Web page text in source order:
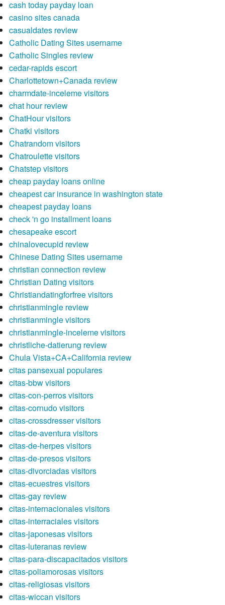
cash today payday loan
casino sites canada
casualdates review
Catholic Dating Sites username
Catholic Singles review
cedar-rapids escort
Charlottetown+Canada review
charmdate-inceleme visitors
chat hour review
ChatHour visitors
Chatki visitors
Chatrandom visitors
Chatroulette visitors
Chatstep visitors
cheap payday loans online
cheapest car insurance in washington state
cheapest payday loans
check 'n go installment loans
chesapeake escort
chinalovecupid review
Chinese Dating Sites username
christian connection review
Christian Dating visitors
Christiandatingforfree visitors
christianmingle review
christianmingle visitors
christianmingle-inceleme visitors
christliche-datierung review
Chula Vista+CA+California review
citas pansexual populares
citas-bbw visitors
citas-con-perros visitors
citas-cornudo visitors
citas-crossdresser visitors
citas-de-aventura visitors
citas-de-herpes visitors
citas-de-presos visitors
citas-divorciadas visitors
citas-ecuestres visitors
citas-gay review
citas-internacionales visitors
citas-interraciales visitors
citas-japonesas visitors
citas-luteranas review
citas-para-discapacitados visitors
citas-poliamorosas visitors
citas-religiosas visitors
citas-wiccan visitors